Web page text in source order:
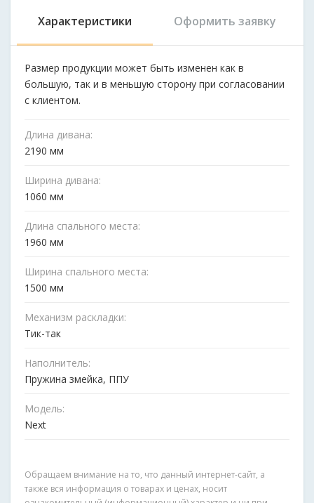
Характеристики Оформить заявку
Размер продукции может быть изменен как в
большую, так и в меньшую сторону при согласовании
с клиентом.
Длина дивана:
2190 мм
Ширина дивана:
1060 мм
Длина спального места:
1960 мм
Ширина спального места:
1500 мм
Механизм раскладки:
Тик-так
Наполнитель:
Пружина змейка, ППУ
Модель:
Next
Обращаем внимание на то, что данный интернет-сайт, а
также вся информация о товарах и ценах, носит